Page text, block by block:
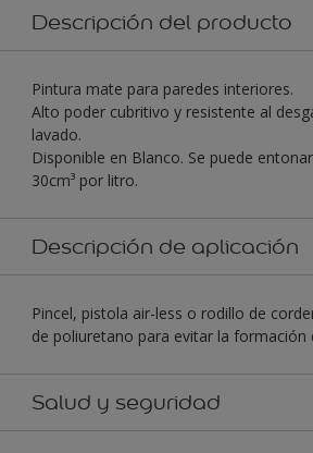
Descripción del producto
Pintura mate para paredes interiores.
Alto poder cubritivo y resistente al
lavado.
Disponible en Blanco. Se puede
30cm³ por litro.
Descripción de aplicación
Pincel, pistola air-less o rodillo de
de poliuretano para evitar la formación
Salud y seguridad